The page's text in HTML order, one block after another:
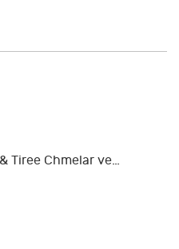
soud.
Tiree Chmelar ve…